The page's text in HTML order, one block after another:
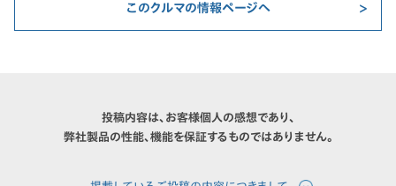
このクルマの情報ページへ
投稿内容は、お客様個人の感想であり、
弊社製品の性能、機能を保証するものではありません。